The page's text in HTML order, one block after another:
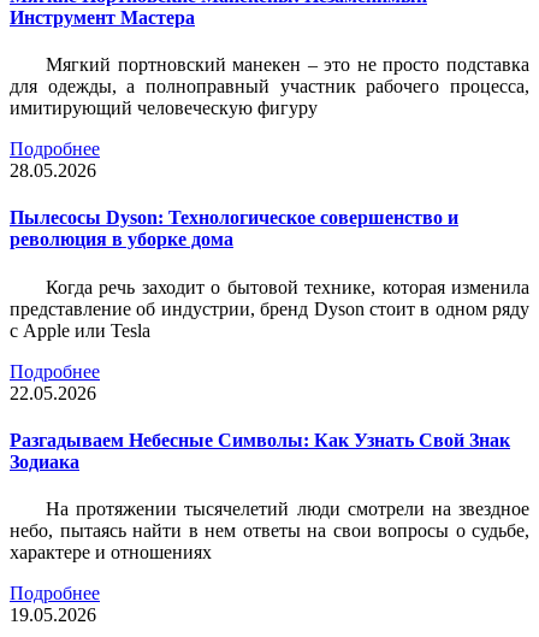
Инструмент Мастера
Мягкий портновский манекен – это не просто подставка
для одежды, а полноправный участник рабочего процесса,
имитирующий человеческую фигуру
Подробнее
28.05.2026
Пылесосы Dyson: Технологическое совершенство и
революция в уборке дома
Когда речь заходит о бытовой технике, которая изменила
представление об индустрии, бренд Dyson стоит в одном ряду
с Apple или Tesla
Подробнее
22.05.2026
Разгадываем Небесные Символы: Как Узнать Свой Знак
Зодиака
На протяжении тысячелетий люди смотрели на звездное
небо, пытаясь найти в нем ответы на свои вопросы о судьбе,
характере и отношениях
Подробнее
19.05.2026